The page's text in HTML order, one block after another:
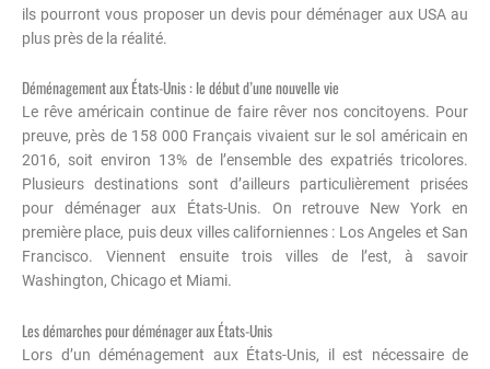
ils pourront vous proposer un devis pour déménager aux USA au
plus près de la réalité.
Déménagement aux États-Unis : le début d’une nouvelle vie
Le rêve américain continue de faire rêver nos concitoyens. Pour
preuve, près de 158 000 Français vivaient sur le sol américain en
2016, soit environ 13% de l’ensemble des expatriés tricolores.
Plusieurs destinations sont d’ailleurs particulièrement prisées
pour déménager aux États-Unis. On retrouve New York en
première place, puis deux villes californiennes : Los Angeles et San
Francisco. Viennent ensuite trois villes de l’est, à savoir
Washington, Chicago et Miami.
Les démarches pour déménager aux États-Unis
Lors d’un déménagement aux États-Unis, il est nécessaire de